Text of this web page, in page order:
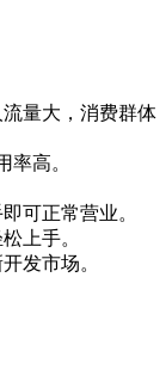
量大，消费群体
率高。
可正常营业。
上手。
发市场。